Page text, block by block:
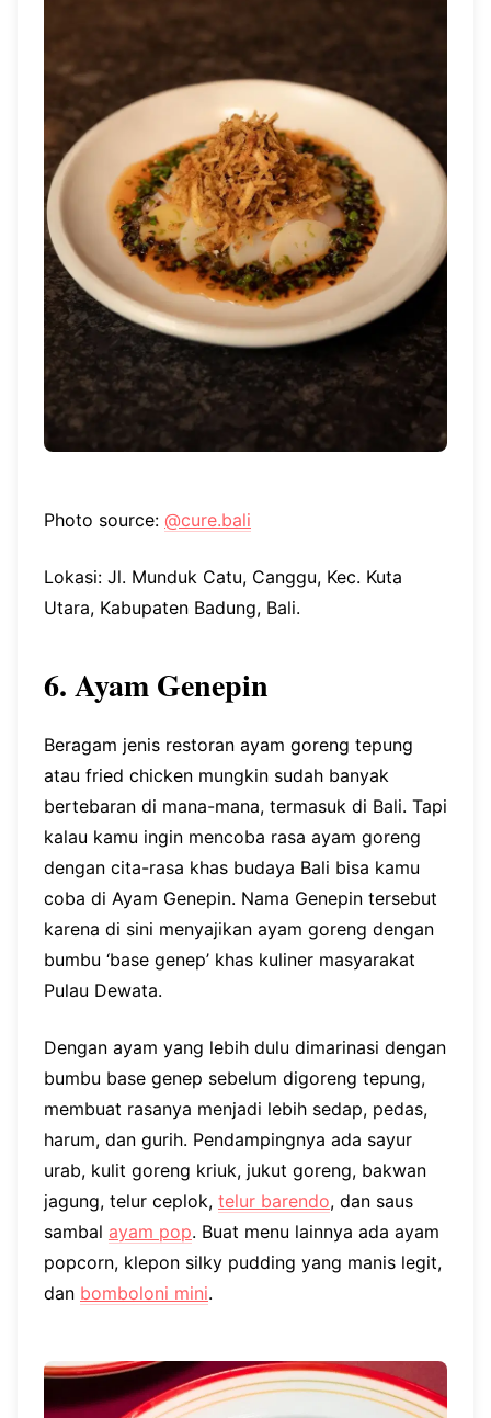
Photo source: @cure.bali
Lokasi: Jl. Munduk Catu, Canggu, Kec. Kuta
Utara, Kabupaten Badung, Bali.
6. Ayam Genepin
Beragam jenis restoran ayam goreng tepung
atau fried chicken mungkin sudah banyak
bertebaran di mana-mana, termasuk di Bali. Tapi
kalau kamu ingin mencoba rasa ayam goreng
dengan cita-rasa khas budaya Bali bisa kamu
coba di Ayam Genepin. Nama Genepin tersebut
karena di sini menyajikan ayam goreng dengan
bumbu ‘base genep’ khas kuliner masyarakat
Pulau Dewata.
Dengan ayam yang lebih dulu dimarinasi dengan
bumbu base genep sebelum digoreng tepung,
membuat rasanya menjadi lebih sedap, pedas,
harum, dan gurih. Pendampingnya ada sayur
urab, kulit goreng kriuk, jukut goreng, bakwan
jagung, telur ceplok, telur barendo, dan saus
sambal ayam pop. Buat menu lainnya ada ayam
popcorn, klepon silky pudding yang manis legit,
dan bomboloni mini.